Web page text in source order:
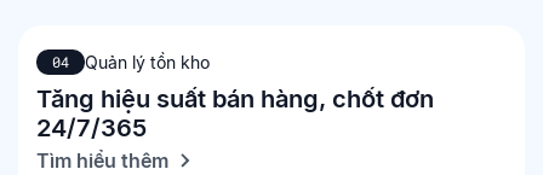
04 Quản lý tồn kho
Tăng hiệu suất bán hàng, chốt đơn
24/7/365
Tìm hiểu thêm